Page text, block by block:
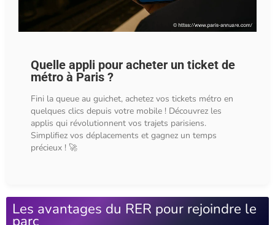
Quelle appli pour acheter un ticket de
métro à Paris ?
Fini la queue au guichet, achetez vos tickets métro en
quelques clics depuis votre mobile ! Découvrez les
applis qui révolutionnent vos trajets parisiens.
Simplifiez vos déplacements et gagnez un temps
précieux ! 🚀
Les avantages du RER pour rejoindre le
parc